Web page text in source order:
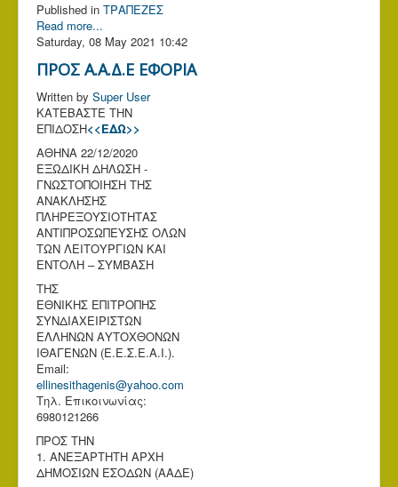
Published in ΤΡΑΠΕΖΕΣ
Read more...
Saturday, 08 May 2021 10:42
ΠΡΟΣ Α.Α.Δ.Ε ΕΦΟΡΙΑ
Written by Super User
ΚΑΤΕΒΑΣΤΕ ΤΗΝ
ΕΠΙΔΟΣΗ<<ΕΔΩ>>
ΑΘΗΝΑ 22/12/2020
ΕΞΩΔΙΚΗ ΔΗΛΩΣΗ -
ΓΝΩΣΤΟΠΟΙΗΣΗ ΤΗΣ
ΑΝΑΚΛΗΣΗΣ
ΠΛΗΡΕΞΟΥΣΙΟΤΗΤΑΣ
ΑΝΤΙΠΡΟΣΩΠΕΥΣΗΣ ΟΛΩΝ
ΤΩΝ ΛΕΙΤΟΥΡΓΙΩΝ ΚΑΙ
ΕΝΤΟΛΗ – ΣΥΜΒΑΣΗ
ΤΗΣ
ΕΘΝΙΚΗΣ ΕΠΙΤΡΟΠΗΣ
ΣΥΝΔΙΑΧΕΙΡΙΣΤΩΝ
ΕΛΛΗΝΩΝ ΑΥΤΟΧΘΟΝΩΝ
ΙΘΑΓΕΝΩΝ (Ε.Ε.Σ.Ε.Α.Ι.).
Email:
ellinesithagenis@yahoo.com
Τηλ. Επικοινωνίας:
6980121266
ΠΡΟΣ ΤΗΝ
1. ΑΝΕΞΑΡΤΗΤΗ ΑΡΧΗ
ΔΗΜΟΣΙΩΝ ΕΣΟΔΩΝ (ΑΑΔΕ)